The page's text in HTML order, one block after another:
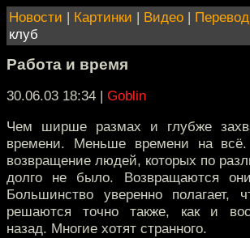
Новости | Картинки | Видео |
клуб
Работа и время
30.06.03 18:34 | Goblin
Чем ширше размах и глубже
времени. Меньше времени на
возвращение людей, которых по
долго не было. Возвращаются
Большинство уверенно полагает,
решаются точно также, как и
назад. Многие хотят странного.